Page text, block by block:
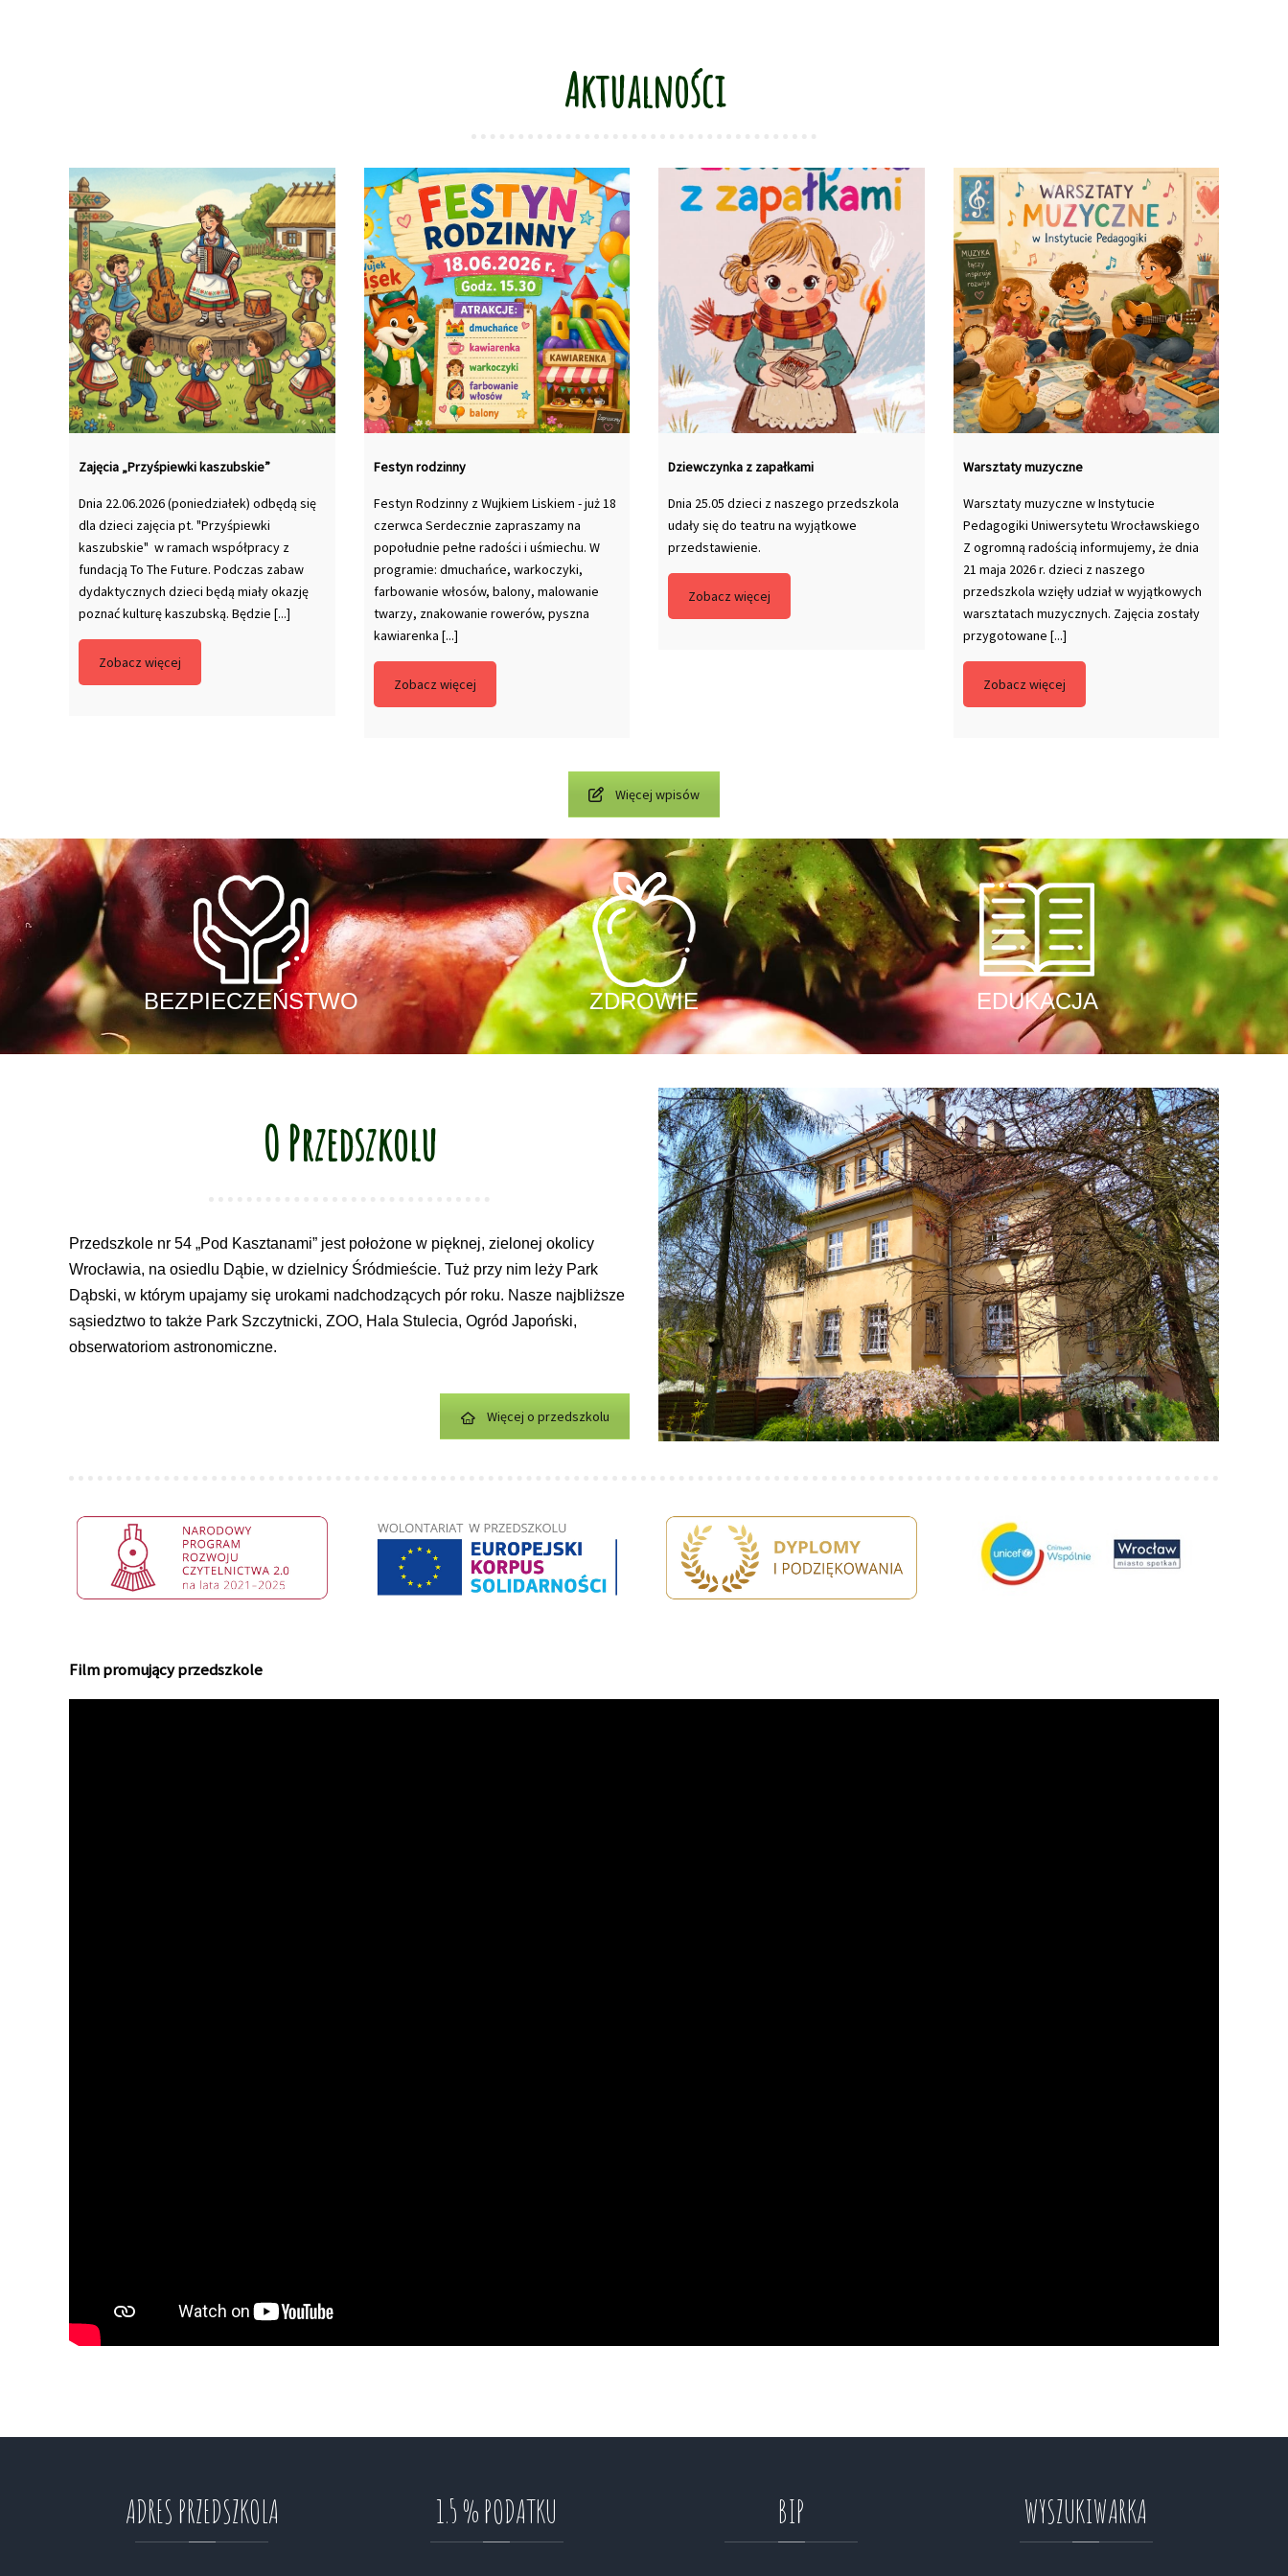
Aktualności
Zajęcia „Przyśpiewki kaszubskie”
Dnia 22.06.2026 (poniedziałek) odbędą się
dla dzieci zajęcia pt. "Przyśpiewki
kaszubskie" w ramach współpracy z
fundacją To The Future. Podczas zabaw
dydaktycznych dzieci będą miały okazję
poznać kulturę kaszubską. Będzie [...]
Zobacz więcej
Festyn rodzinny
Festyn Rodzinny z Wujkiem Liskiem - już 18
czerwca Serdecznie zapraszamy na
popołudnie pełne radości i uśmiechu. W
programie: dmuchańce, warkoczyki,
farbowanie włosów, balony, malowanie
twarzy, znakowanie rowerów, pyszna
kawiarenka [...]
Zobacz więcej
Dziewczynka z zapałkami
Dnia 25.05 dzieci z naszego przedszkola
udały się do teatru na wyjątkowe
przedstawienie.
Zobacz więcej
Warsztaty muzyczne
Warsztaty muzyczne w Instytucie
Pedagogiki Uniwersytetu Wrocławskiego
Z ogromną radością informujemy, że dnia
21 maja 2026 r. dzieci z naszego
przedszkola wzięły udział w wyjątkowych
warsztatach muzycznych. Zajęcia zostały
przygotowane [...]
Zobacz więcej
Więcej wpisów
BEZPIECZEŃSTWO ZDROWIE EDUKACJA
O Przedszkolu
Przedszkole nr 54 „Pod Kasztanami” jest położone w pięknej, zielonej okolicy
Wrocławia, na osiedlu Dąbie, w dzielnicy Śródmieście. Tuż przy nim leży Park
Dąbski, w którym upajamy się urokami nadchodzących pór roku. Nasze najbliższe
sąsiedztwo to także Park Szczytnicki, ZOO, Hala Stulecia, Ogród Japoński,
obserwatoriom astronomiczne.
Więcej o przedszkolu
Film promujący przedszkole
ADRESPRZEDSZKOLA 1.5%PODATKU BIP WYSZUKIWARKA